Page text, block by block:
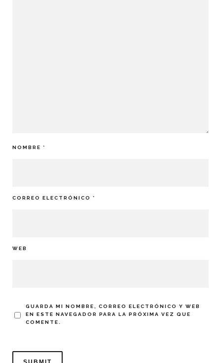
NOMBRE *
CORREO ELECTRÓNICO *
WEB
GUARDA MI NOMBRE, CORREO ELECTRÓNICO Y WEB
EN ESTE NAVEGADOR PARA LA PRÓXIMA VEZ QUE
COMENTE.